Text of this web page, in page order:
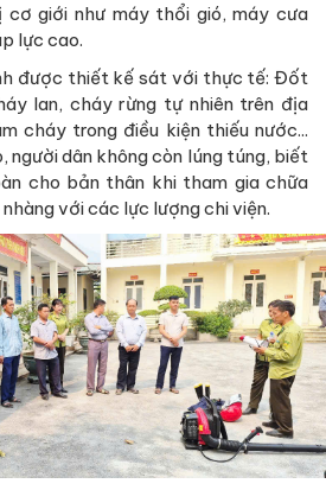
giới như máy thổi gió, máy cưa
lực cao.
được thiết kế sát với thực tế: Đốt
lan, cháy rừng tự nhiên trên địa
cháy trong điều kiện thiếu nước...
người dân không còn lúng túng, biết
cho bản thân khi tham gia chữa
với các lực lượng chi viện.